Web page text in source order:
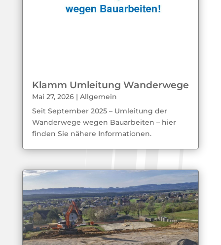
Klamm Umleitung Wanderwege
Mai 27, 2026| Allgemein
Seit September 2025 – Umleitung der
Wanderwege wegen Bauarbeiten – hier
finden Sie nähere Informationen.